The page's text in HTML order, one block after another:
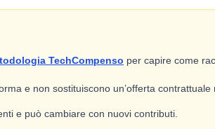
TechCompenso per capire come
e non sostituiscono un’offerta contrattuale
e può cambiare con nuovi contributi.